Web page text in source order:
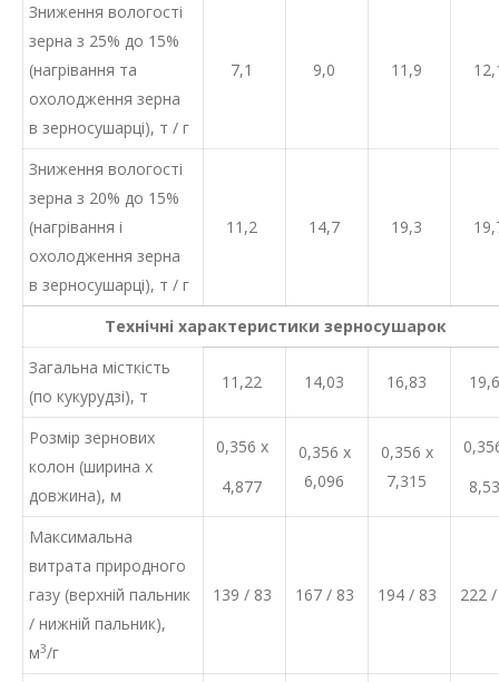
Зниження вологості
зерна з 25% до 15%
(нагрівання та
охолодження зерна
в зерносушарці), т / г
7,1 9,0 11,9
Зниження вологості
зерна з 20% до 15%
(нагрівання і
охолодження зерна
в зерносушарці), т / г
11,2 14,7 19,3
Технічні характеристики зерносушарок
Загальна місткість
(по кукурудзі), т
11,22 14,03 16,83
Розмір зернових
колон (ширина х
довжина), м
0,356 х
4,877
0,356 х
6,096
0,356 х
7,315
Максимальна
витрата природного
газу (верхній пальник
/ нижній пальник),
м3/г
139 / 83 167 / 83 194 / 83 222